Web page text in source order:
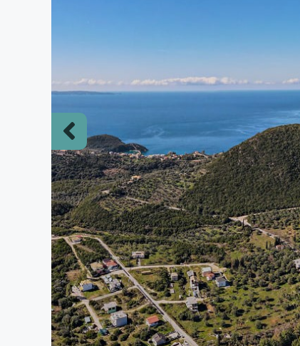
Previous
slide